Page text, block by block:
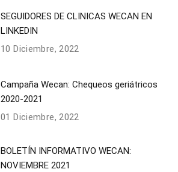
SEGUIDORES DE CLINICAS WECAN EN
LINKEDIN
10 Diciembre, 2022
Campaña Wecan: Chequeos geriátricos
2020-2021
01 Diciembre, 2022
BOLETÍN INFORMATIVO WECAN:
NOVIEMBRE 2021